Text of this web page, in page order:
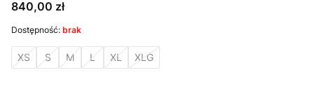
Cena
840,00 zł
Dostępność: brak
XS S M L XL XLG